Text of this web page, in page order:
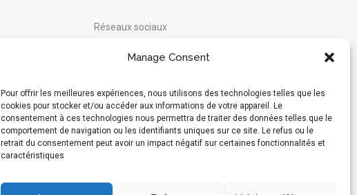
Manage Consent
Pour offrir les meilleures expériences, nous utilisons des technologies telles que les
cookies pour stocker et/ou accéder aux informations de votre appareil. Le
consentement à ces technologies nous permettra de traiter des données telles que le
comportement de navigation ou les identifiants uniques sur ce site. Le refus ou le
retrait du consentement peut avoir un impact négatif sur certaines fonctionnalités et
caractéristiques
Réseaux sociaux
Hébergé en Suisse parInfomaniak